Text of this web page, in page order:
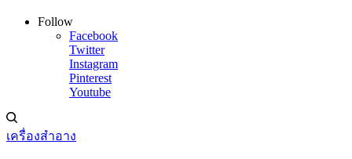
Follow
Facebook
Twitter
Instagram
Pinterest
Youtube
เครื่องสำอาง